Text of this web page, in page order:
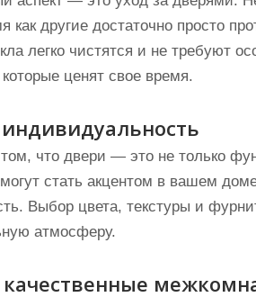
как другие достаточно просто
легко чистятся и не требуют
ценят свое время.
что двери — это не только
стать акцентом в вашем
Выбор цвета, текстуры и
атмосферу.
качественные